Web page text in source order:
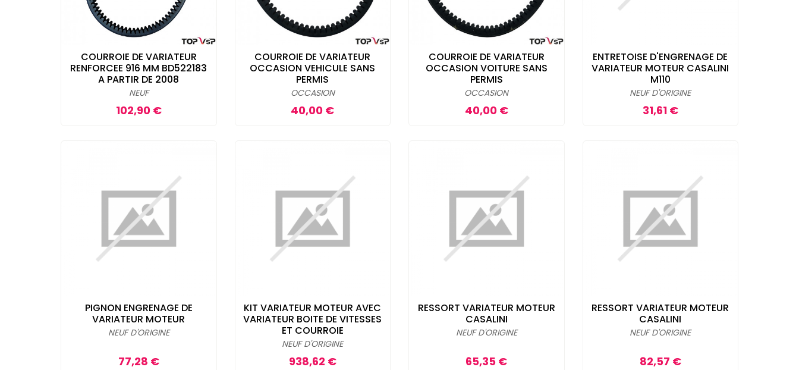
COURROIE DE VARIATEUR
RENFORCEE 916 MM BD522183
A PARTIR DE 2008
NEUF
Prix
102,90 €
COURROIE DE VARIATEUR
OCCASION VEHICULE SANS
PERMIS
OCCASION
Prix
40,00 €
COURROIE DE VARIATEUR
OCCASION VOITURE SANS
PERMIS
OCCASION
Prix
40,00 €
ENTRETOISE D'ENGRENAGE DE
VARIATEUR MOTEUR CASALINI
M110
NEUF D'ORIGINE
Prix
31,61 €
PIGNON ENGRENAGE DE
VARIATEUR MOTEUR
NEUF D'ORIGINE
Prix
77,28 €
KIT VARIATEUR MOTEUR AVEC
VARIATEUR BOITE DE VITESSES
ET COURROIE
NEUF D'ORIGINE
Prix
938,62 €
RESSORT VARIATEUR MOTEUR
CASALINI
NEUF D'ORIGINE
Prix
65,35 €
RESSORT VARIATEUR MOTEUR
CASALINI
NEUF D'ORIGINE
Prix
82,57 €